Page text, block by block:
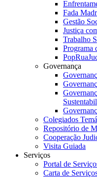
Fada
Gestão
Justiça
Trabalho
Programa
Governança
Colegiados
Repositório de
Cooperação
Visita Guiada
Serviços
Portal de
Carta de